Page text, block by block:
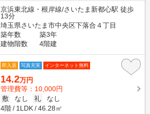
京浜東北線・根岸線/さいたま新都心駅 徒歩
13分
埼玉県さいたま市中央区下落合４丁目
築年数
築3年
建物階数
4階建
即入居 写真充実 インターネット無料
14.2万円
管理費等：10,000円
敷
なし 礼
なし
4階
1LDK 46.28㎡